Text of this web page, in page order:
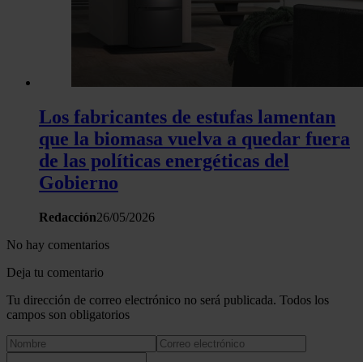
Los fabricantes de estufas lamentan
que la biomasa vuelva a quedar fuera
de las políticas energéticas del
Gobierno
Redacción26/05/2026
No hay comentarios
Deja tu comentario
Tu dirección de correo electrónico no será publicada. Todos los
campos son obligatorios